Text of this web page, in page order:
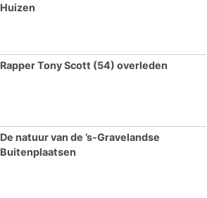
Huizen
Rapper Tony Scott (54) overleden
De natuur van de ’s-Gravelandse
Buitenplaatsen